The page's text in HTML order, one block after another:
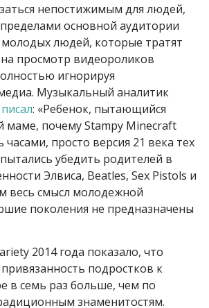
непостижимым для людей,
основной аудитории
людей, которые тратят
просмотр видеороликов
игнорируя
Музыкальный аналитик
писал: «Ребенок, пытающийся
маме, почему Stampy Minecraft
просто версия 21 века тех
убедить родителей в
Элвиса, Beatles, Sex Pistols и
весь смысл молодежной
поколения не предназначены
2014 года показало, что
подростков к
в семь раз больше, чем по
знаменитостям.